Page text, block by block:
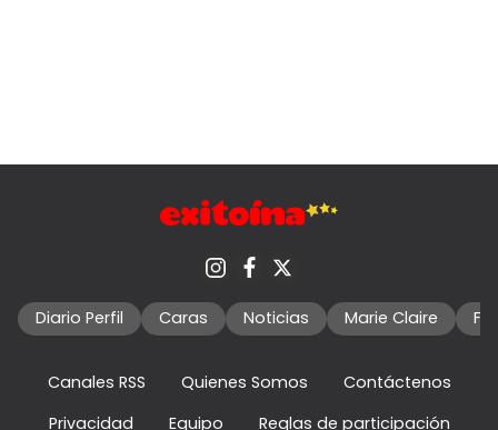
Diario Perfil Caras Noticias Marie Claire
Canales RSS Quienes Somos
Contáctenos
Privacidad
Equipo Reglas de participación